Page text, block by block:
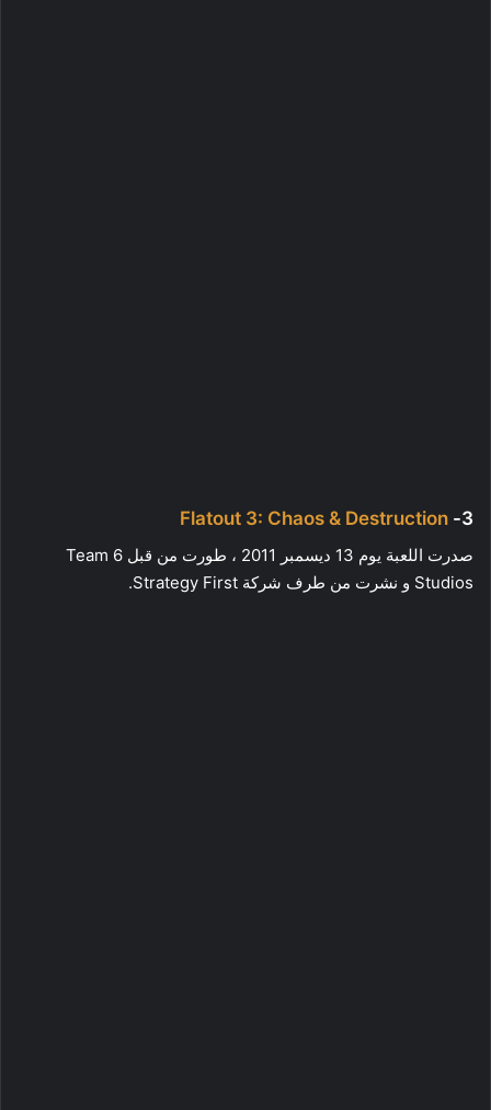
3-
Flatout 3: Chaos & Destruction
صدرت اللعبة يوم 13 ديسمبر 2011 ، طورت من قبل Team 6
Studios و نشرت من طرف شركة Strategy First.